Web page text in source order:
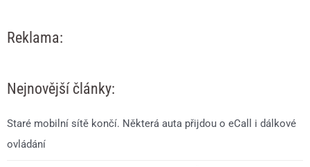
Reklama:
Nejnovější články:
Staré mobilní sítě končí. Některá auta přijdou o eCall i dálkové
ovládání